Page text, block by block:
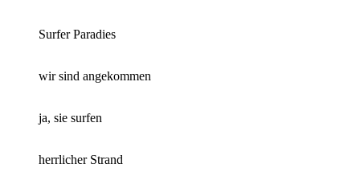
Surfer Paradies
wir sind angekommen
ja, sie surfen
herrlicher Strand